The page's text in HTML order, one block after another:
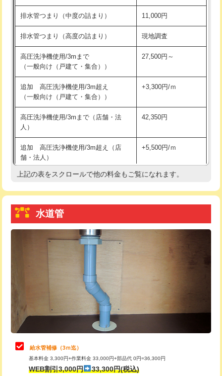
持込商品取付（浄水器・分岐水栓） 16,500円
給水管工事※（ホール加工) 16,500円
給水管工事※（バンド止め) 3,300円
給水管工事※（支持金具設置)
給水管工事※（保温材使用（バンド止
め込み）)
5,500円
給水管工事※（土の掘削・埋め戻し作
業)
11,000円
給水管工事※（塩ビ管（VP・HI）使
用/3ｍまで)
33,000円
給水管工事※（塩ビ管（VP・HI）使
+8,800円
給水管工事※（ライニング鋼管・銅
管・ポリ管・HT管使用/3ｍまで)
給水管工事※（ライニング鋼管・銅
管・ポリ管・HT管使用/3ｍ超え)
排水管工事（土の掘削・埋め戻し作
11,000円~
排水管工事（排水管工事/3ｍまで） 55,000円
排水管工事（追加 排水管工事/3ｍ超
マス交換（土の掘削・埋め戻し作業）
マス交換（深さ50㎝未満）
排水管つまり（中度の詰まり） 11,000円
排水管つまり（高度の詰まり） 現地調査
高圧洗浄機使用/3mまで
（一般向け（戸建て・集合））
27,500円～
追加 高圧洗浄機使用/3m超え
（一般向け（戸建て・集合））
+3,300円/ｍ
高圧洗浄機使用/3mまで（店舗・法
人）
42,350円
追加 高圧洗浄機使用/3m超え（店
舗・法人）
+5,500円/ｍ
高度高圧洗浄換 現地調査
トーラー機使用/3mまで
追加トーラー機使用/3m超え
8,800円
止水・漏水調査・防水処理・清掃・修
理・調整・分解・加工など（軽作業）
11,000円
止水・漏水調査・防水処理・清掃・修
理・調整・分解・加工など（中作業）
止水・漏水調査・防水処理・清掃・修
理・調整・分解・加工など（重作業）
33,000円
上記の表をスクロールで他の料金もご覧になれます。
水道管
給水管補修（3ｍ迄）
基本料金 3,300円+作業料金 33,000円+部品代 0円=36,300円
WEB割引3,000円 33,300円(税込)